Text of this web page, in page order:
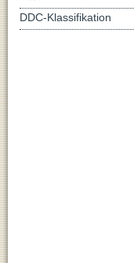
DDC-Klassifikation